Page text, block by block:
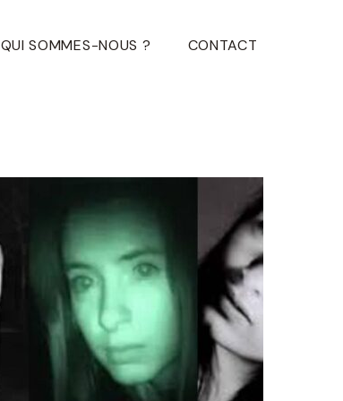
QUI SOMMES-NOUS ? CONTACT